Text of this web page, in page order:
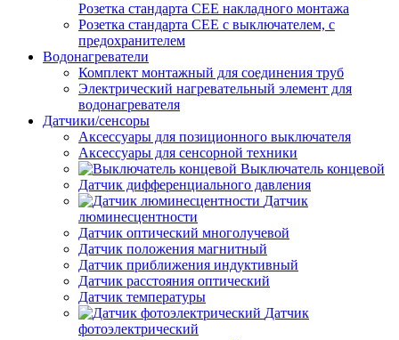
Розетка стандарта СЕЕ накладного монтажа
Розетка стандарта СЕЕ с выключателем, с
предохранителем
Водонагреватели
Комплект монтажный для соединения труб
Электрический нагревательный элемент для
водонагревателя
Датчики/сенсоры
Аксессуары для позиционного выключателя
Аксессуары для сенсорной техники
Выключатель концевой
Датчик дифференциального давления
Датчик
люминесцентности
Датчик оптический многолучевой
Датчик положения магнитный
Датчик приближения индуктивный
Датчик расстояния оптический
Датчик температуры
Датчик
фотоэлектрический